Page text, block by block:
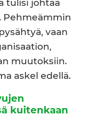
tulisi johtaa
Pehmeämmin
vaan
muutoksiin.
askel edellä.
kuitenkaan